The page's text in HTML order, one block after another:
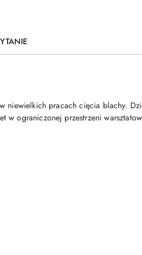
niewielkich pracach cięcia blachy.
w ograniczonej przestrzeni